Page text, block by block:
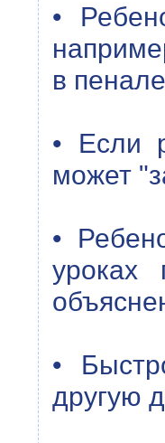
•
в
• Если
может
•
уроках
•
другую